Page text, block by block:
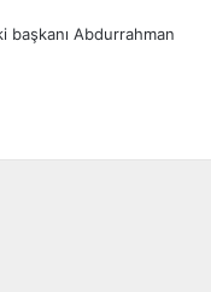
başkanı Abdurrahman